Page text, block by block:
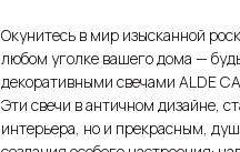
Окунитесь в мир изысканной
любом уголке вашего дома —
декоративными свечами ALDE
Эти свечи в античном дизайне,
интерьера, но и прекрасным,